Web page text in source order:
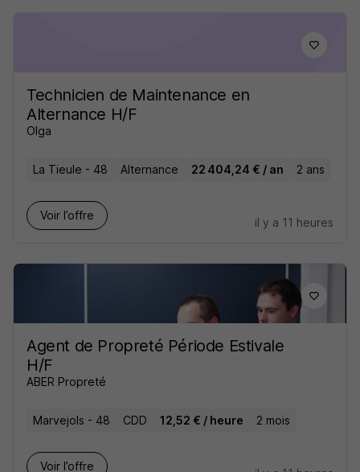
Technicien de Maintenance en
Alternance H/F
Olga
La Tieule - 48 Alternance 22 404,24 € / an 2 ans
Voir l’offre
il y a 11 heures
Agent de Propreté Période Estivale
H/F
ABER Propreté
Marvejols - 48 CDD 12,52 € / heure 2 mois
Voir l’offre